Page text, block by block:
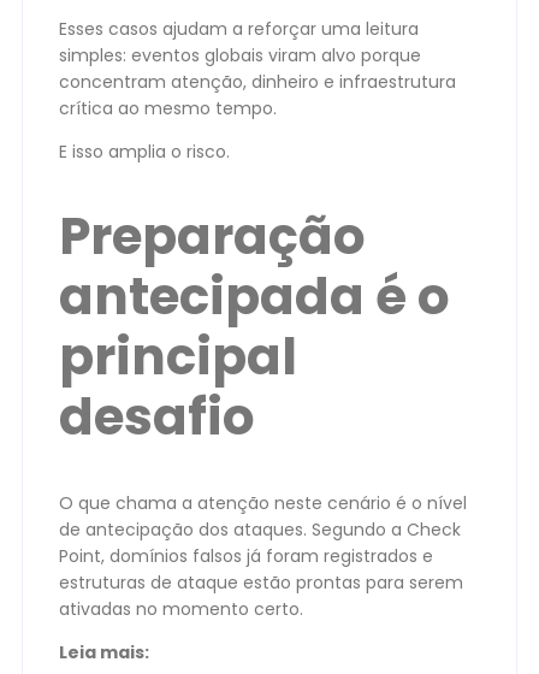
Esses casos ajudam a reforçar uma leitura
simples: eventos globais viram alvo porque
concentram atenção, dinheiro e infraestrutura
crítica ao mesmo tempo.
E isso amplia o risco.
Preparação
antecipada é o
principal
desafio
O que chama a atenção neste cenário é o nível
de antecipação dos ataques. Segundo a Check
Point, domínios falsos já foram registrados e
estruturas de ataque estão prontas para serem
ativadas no momento certo.
Leia mais: